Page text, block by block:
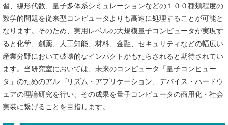
習、線形代数、量子多体系シミュレーションなどの１００種類程度の
数学的問題を従来型コンピュータよりも高速に処理することが可能と
なります。そのため、実用レベルの大規模量子コンピュータが実現す
ると化学、創薬、人工知能、材料、金融、セキュリティなどの幅広い
産業分野において破壊的なインパクトがもたらされると期待されてい
ます。当研究室においては、未来のコンピュータ「量子コンピュー
タ」のためのアルゴリズム・アプリケーション、デバイス・ハードウ
ェアの理論研究を行い、その成果を量子コンピュータの商用化・社会
実装に繋げることを目指します。